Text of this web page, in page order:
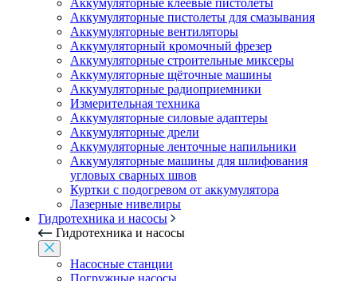
Аккумуляторные клеевые пистолеты
Аккумуляторные пистолеты для смазывания
Аккумуляторные вентиляторы
Аккумуляторный кромочный фрезер
Аккумуляторные строительные миксеры
Аккумуляторные щёточные машины
Аккумуляторные радиоприемники
Измерительная техника
Аккумуляторные силовые адаптеры
Аккумуляторные дрели
Аккумуляторные ленточные напильники
Аккумуляторные машины для шлифования
угловых сварных швов
Куртки с подогревом от аккумулятора
Лазерные нивелиры
Гидротехника и насосы
Гидротехника и насосы
Насосные станции
Погружные насосы